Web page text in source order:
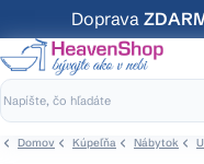
na
obsah
Doprava
Domov Kúpeľňa Nábytok